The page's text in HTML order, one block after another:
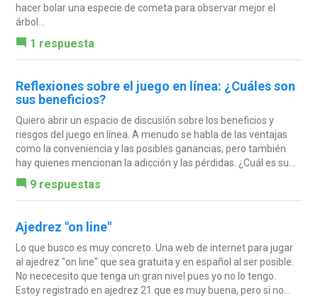
hacer bolar una especie de cometa para observar mejor el
árbol...
1 respuesta
Reflexiones sobre el juego en línea: ¿Cuáles son
sus beneficios?
Quiero abrir un espacio de discusión sobre los beneficios y
riesgos del juego en línea. A menudo se habla de las ventajas
como la conveniencia y las posibles ganancias, pero también
hay quienes mencionan la adicción y las pérdidas. ¿Cuál es su...
9 respuestas
Ajedrez "on line"
Lo que busco es muy concreto. Una web de internet para jugar
al ajedrez "on line" que sea gratuita y en español al ser posible.
No nececesito que tenga un gran nivel pues yo no lo tengo.
Estoy registrado en ajedrez 21 que es muy buena, pero si no...